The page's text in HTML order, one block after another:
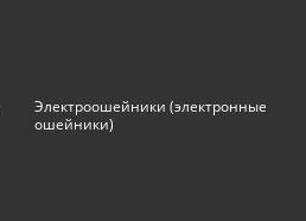
Электроошейники (электронные
ошейники)